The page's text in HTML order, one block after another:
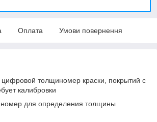
Оплата Умови повернення
толщиномер краски, покрытий с
калибровки
для определения толщины